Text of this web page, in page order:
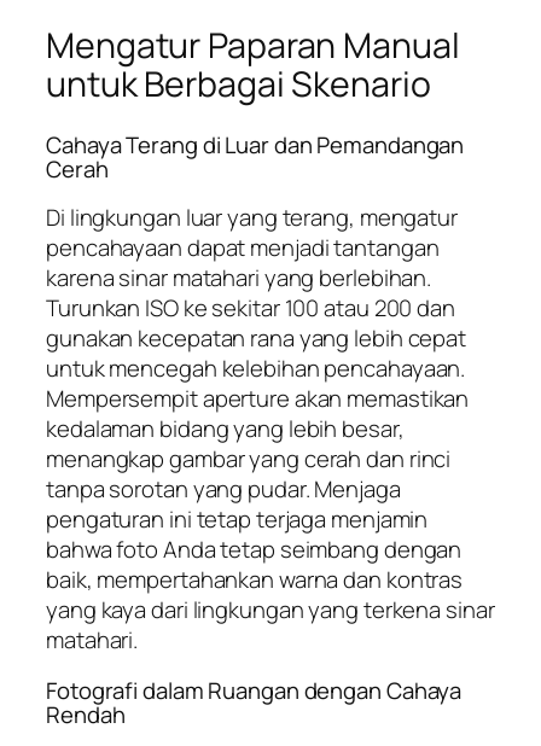
Mengatur Paparan Manual
untuk Berbagai Skenario
Cahaya Terang di Luar dan Pemandangan
Cerah
Di lingkungan luar yang terang, mengatur
pencahayaan dapat menjadi tantangan
karena sinar matahari yang berlebihan.
Turunkan ISO ke sekitar 100 atau 200 dan
gunakan kecepatan rana yang lebih cepat
untuk mencegah kelebihan pencahayaan.
Mempersempit aperture akan memastikan
kedalaman bidang yang lebih besar,
menangkap gambar yang cerah dan rinci
tanpa sorotan yang pudar. Menjaga
pengaturan ini tetap terjaga menjamin
bahwa foto Anda tetap seimbang dengan
baik, mempertahankan warna dan kontras
yang kaya dari lingkungan yang terkena sinar
matahari.
Fotografi dalam Ruangan dengan Cahaya
Rendah